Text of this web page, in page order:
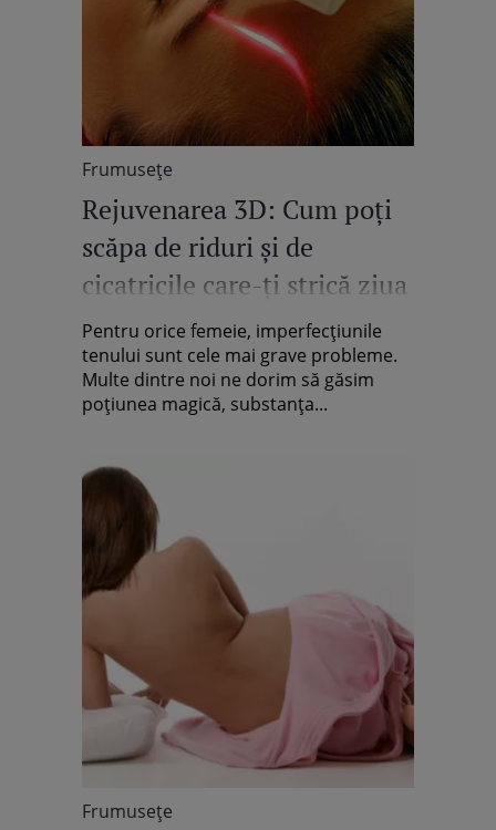
Frumuseţe
Rejuvenarea 3D: Cum poţi
scăpa de riduri şi de
cicatricile care-ţi strică ziua
Pentru orice femeie, imperfecţiunile
tenului sunt cele mai grave probleme.
Multe dintre noi ne dorim să găsim
poţiunea magică, substanţa...
Frumuseţe